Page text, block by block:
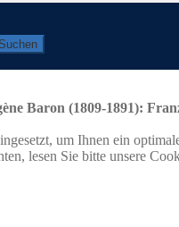
Suchen
Baron (1809-1891):
um Ihnen ein
lesen Sie bitte unsere